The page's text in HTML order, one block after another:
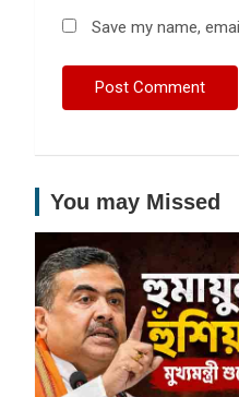
Save my name,
You may Missed